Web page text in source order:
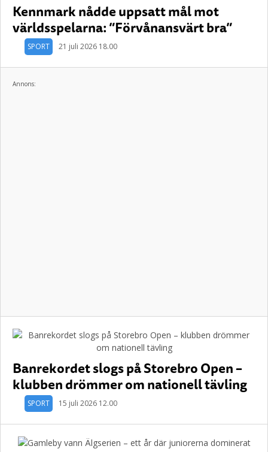
Kennmark nådde uppsatt mål mot
världsspelarna: ”Förvånansvärt bra”
SPORT 21 juli 2026 18.00
Annons:
Banrekordet slogs på Storebro Open –
klubben drömmer om nationell tävling
SPORT 15 juli 2026 12.00